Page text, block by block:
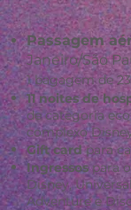
Passagem
Janeiro/São
1 bagagem de
11 noites de
decategoria
complexo
Gift cardpara
Ingressospara
Disney,
Adventure e